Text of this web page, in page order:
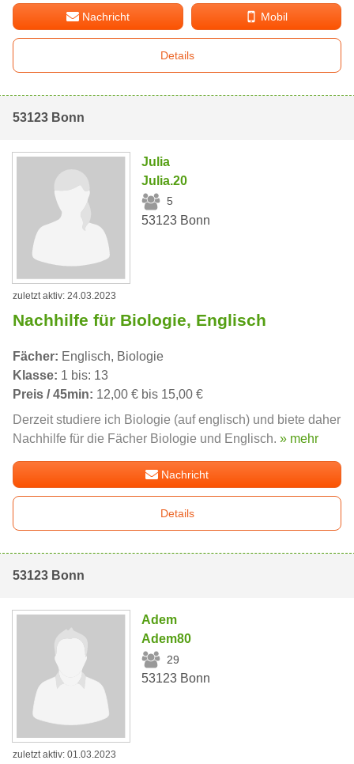
Nachricht Mobil
Details
53123 Bonn
Julia
Julia.20
5
53123 Bonn
zuletzt aktiv: 24.03.2023
Nachhilfe für Biologie, Englisch
Fächer: Englisch, Biologie
Klasse: 1 bis: 13
Preis / 45min: 12,00 € bis 15,00 €
Derzeit studiere ich Biologie (auf englisch) und biete daher
Nachhilfe für die Fächer Biologie und Englisch. » mehr
Nachricht
Details
53123 Bonn
Adem
Adem80
29
53123 Bonn
zuletzt aktiv: 01.03.2023